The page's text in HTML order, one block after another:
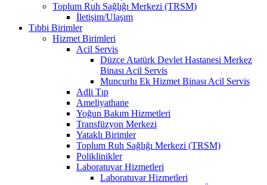
Toplum Ruh Sağlığı Merkezi (TRSM)
İletişim/Ulaşım
Tıbbi Birimler
Hizmet Birimleri
Acil Servis
Düzce Atatürk Devlet Hastanesi Merkez
Binası Acil Servis
Muncurlu Ek Hizmet Binası Acil Servis
Adli Tıp
Ameliyathane
Yoğun Bakım Hizmetleri
Transfüzyon Merkezi
Yataklı Birimler
Toplum Ruh Sağlığı Merkezi (TRSM)
Poliklinikler
Laboratuvar Hizmetleri
Laboratuvar Hizmetleri